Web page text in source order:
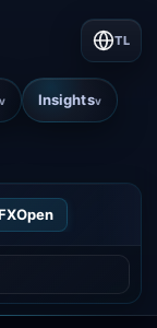
v Insightsv
TL